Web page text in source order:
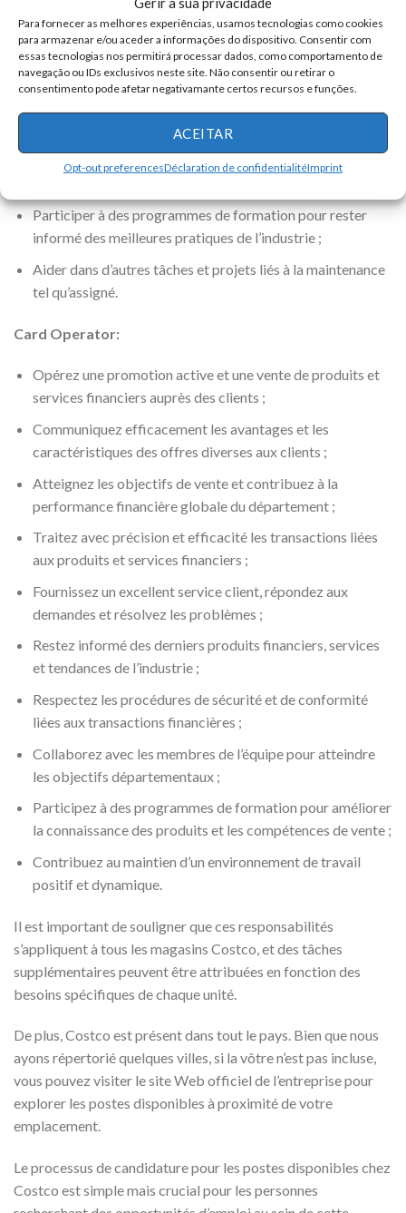
Para fornecer as melhores experiências, usamos tecnologias como cookies
para armazenar e/ou aceder a informações do dispositivo. Consentir com
essas tecnologias nos permitirá processar dados, como comportamento de
navegação ou IDs exclusivos neste site. Não consentir ou retirar o
consentimento pode afetar negativamante certos recursos e funções.
ACEITAR
Opt-out preferencesDéclaration de confidentialitéImprint
évaluer les composants et systèmes électriques ;
Effectuer des réparations, des remplacements et des
mises à niveau des systèmes électriques si nécessaire ;
réparations, les inspections et les remplacements ;
Contribuer au maintien d’un environnement de travail sûr
Participer à des programmes de formation pour rester
informé des meilleures pratiques de l’industrie ;
Aider dans d’autres tâches et projets liés à la maintenance
tel qu’assigné.
Card Operator:
Opérez une promotion active et une vente de produits et
services financiers auprès des clients ;
Communiquez efficacement les avantages et les
caractéristiques des offres diverses aux clients ;
Atteignez les objectifs de vente et contribuez à la
performance financière globale du département ;
Traitez avec précision et efficacité les transactions liées
aux produits et services financiers ;
Fournissez un excellent service client, répondez aux
demandes et résolvez les problèmes ;
Restez informé des derniers produits financiers, services
et tendances de l’industrie ;
Respectez les procédures de sécurité et de conformité
liées aux transactions financières ;
Collaborez avec les membres de l’équipe pour atteindre
les objectifs départementaux ;
Participez à des programmes de formation pour améliorer
la connaissance des produits et les compétences de vente ;
Contribuez au maintien d’un environnement de travail
positif et dynamique.
Il est important de souligner que ces responsabilités
s’appliquent à tous les magasins Costco, et des tâches
supplémentaires peuvent être attribuées en fonction des
besoins spécifiques de chaque unité.
De plus, Costco est présent dans tout le pays. Bien que nous
ayons répertorié quelques villes, si la vôtre n’est pas incluse,
vous pouvez visiter le site Web officiel de l’entreprise pour
explorer les postes disponibles à proximité de votre
emplacement.
Le processus de candidature pour les postes disponibles chez
Costco est simple mais crucial pour les personnes